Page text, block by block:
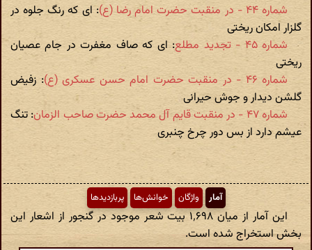
شماره ۴۴ - در منقبت حضرت امام رضا (ع)‏
: ای که رنگ جلوه در
گلزار امکان ریختی
شماره ۴۵ - تجدید مطلع
: ای که صاف مغفرت در جام عصیان
ریختی
شماره ۴۶ - در منقبت حضرت امام حسن عسکری (ع)
: زفیض
گلشن دیدار و جوش حیرانی
شماره ۴۷ - در منقبت قایم آل محمد حضرت صاحب الزمان
: تنگ
عیشم دارد از بس دور چرخ چنبری
آمار واژگان خوانش‌ها پربازدیدها
این آمار از میان ۱٬۶۹۸ بیت شعر موجود در گنجور از اشعار این
بخش استخراج شده است.